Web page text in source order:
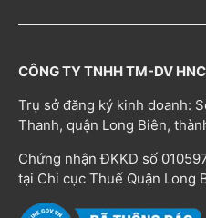
CÔNG TY TNHH TM-DV
Trụ sở đăng ký kinh doanh:
Thanh, quận Long Biên,
Chứng nhận ĐKKD số
tại Chi cục Thuế Quận Long